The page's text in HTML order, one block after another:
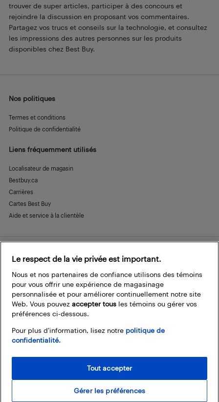
trouver de super articles, participer à des concours et
rejoindre la discussion en proposant vos commentaires.
Partagez vos trucs et conseils sur la technologie, et consultez
les impressions des autres personnes sur les produits
disponibles chez Best Buy.
Nos politiques
Termes et conditions
Politique de confidentialité
Liens fréquemment utilisés
Localisateur de magasin
Bestbuy.ca
Carrières
Cartes Best Buy
Aide et service à la clientèle
Restez connecté
FacebookInstagram
PinterestLinkedInYouTube
Le respect de la vie privée est important.
Nous et nos partenaires de confiance utilisons des témoins
pour vous offrir une expérience de magasinage
personnalisée et pour améliorer continuellement notre site
Web. Vous pouvez accepter tous les témoins ou gérer vos
préférences ci-dessous.
Pour plus d’information, lisez notre politique de
confidentialité.
Gérer les préférences
Tout accepter